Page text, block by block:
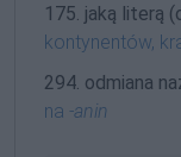
175. jaką literą
kontynentów,
294. odmiana
na -anin